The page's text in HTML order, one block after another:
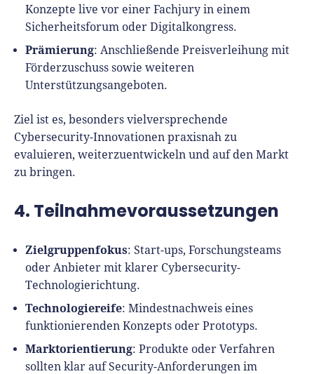
Konzepte live vor einer Fachjury in einem
Sicherheitsforum oder Digitalkongress.
Prämierung: Anschließende Preisverleihung mit
Förderzuschuss sowie weiteren
Unterstützungsangeboten.
Ziel ist es, besonders vielversprechende
Cybersecurity-Innovationen praxisnah zu
evaluieren, weiterzuentwickeln und auf den Markt
zu bringen.
4. Teilnahmevoraussetzungen
Zielgruppenfokus: Start-ups, Forschungsteams
oder Anbieter mit klarer Cybersecurity-
Technologierichtung.
Technologiereife: Mindestnachweis eines
funktionierenden Konzepts oder Prototyps.
Marktorientierung: Produkte oder Verfahren
sollten klar auf Security-Anforderungen im